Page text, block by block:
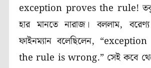
exception proves the rule!
হার মানতে নারাজ। বললাম,
ফাইনম্যানবলেছিলেন,
the rule is wrong.” সেই কবে